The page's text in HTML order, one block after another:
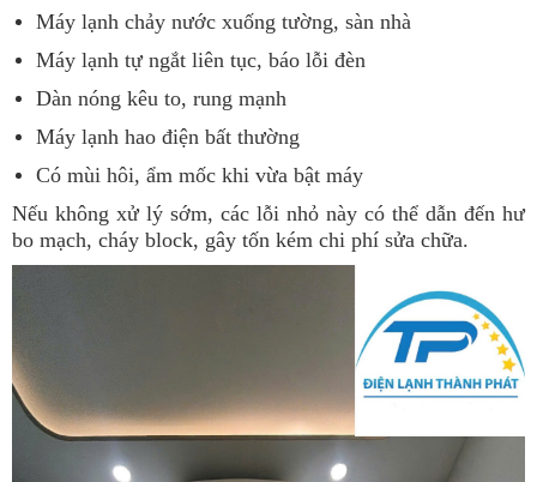
Máy lạnh chảy nước xuống tường, sàn nhà
Máy lạnh tự ngắt liên tục, báo lỗi đèn
Dàn nóng kêu to, rung mạnh
Máy lạnh hao điện bất thường
Có mùi hôi, ẩm mốc khi vừa bật máy
Nếu không xử lý sớm, các lỗi nhỏ này có thể dẫn đến hư
bo mạch, cháy block, gây tốn kém chi phí sửa chữa.